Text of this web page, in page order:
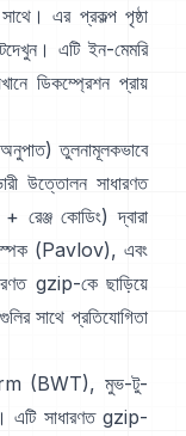
সাথে। এর প্রকল্প পৃষ্ঠা
দেখুন। এটি ইন-মেমরি
ডিকম্প্রেশন প্রায়
তুলনামূলকভাবে
উত্তোলন সাধারণত
কোডিং) দ্বারা
(Pavlov), এবং
gzip-কে ছাড়িয়ে
সাথে প্রতিযোগিতা
(BWT), মুভ-টু-
এটি সাধারণত gzip-